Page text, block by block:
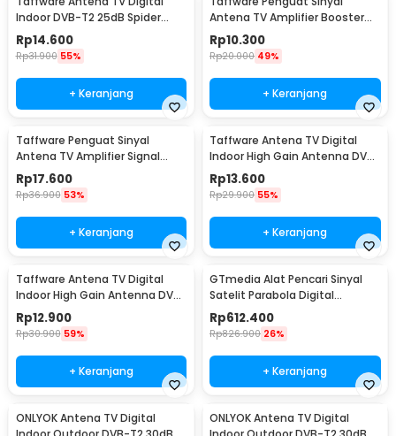
Indoor DVB-T2 25dB Spider
Jack Male Plug - TFL-D139
Rp14.600
Rp31.900 55%
+ Keranjang
Antena TV Amplifier Booster
DVB-T2 - TFL-D15
Rp10.300
Rp20.000 49%
+ Keranjang
Taffware Penguat Sinyal
Antena TV Amplifier Signal
Booster DVB-T2 35dB - TFL-D-
25
Rp17.600
Rp36.900 53%
+ Keranjang
Taffware Antena TV Digital
Indoor High Gain Antenna DVB-
T2 25dB - TFL-D140
Rp13.600
Rp29.900 55%
+ Keranjang
Taffware Antena TV Digital
Indoor High Gain Antenna DVB-
T2 25dB - N0012
Rp12.900
Rp30.900 59%
+ Keranjang
GTmedia Alat Pencari Sinyal
Satelit Parabola Digital
Satellite Finder - V8 Finder2
Rp612.400
Rp826.900 26%
+ Keranjang
ONLYOK Antena TV Digital
ONLYOK Antena TV Digital